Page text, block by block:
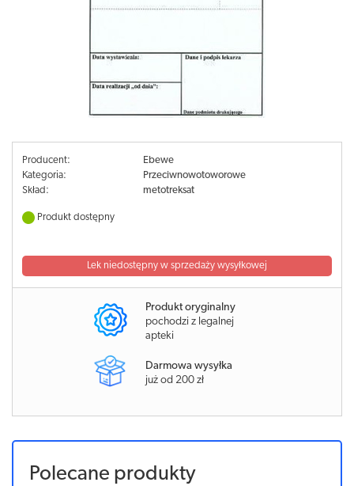
Producent:
Ebewe
Kategoria:
Przeciwnowotoworowe
Skład:
metotreksat
Produkt dostępny
Lek niedostępny w sprzedaży wysyłkowej
Produkt oryginalny
pochodzi z legalnej
apteki
Darmowa wysyłka
już od 200 zł
Polecane produkty